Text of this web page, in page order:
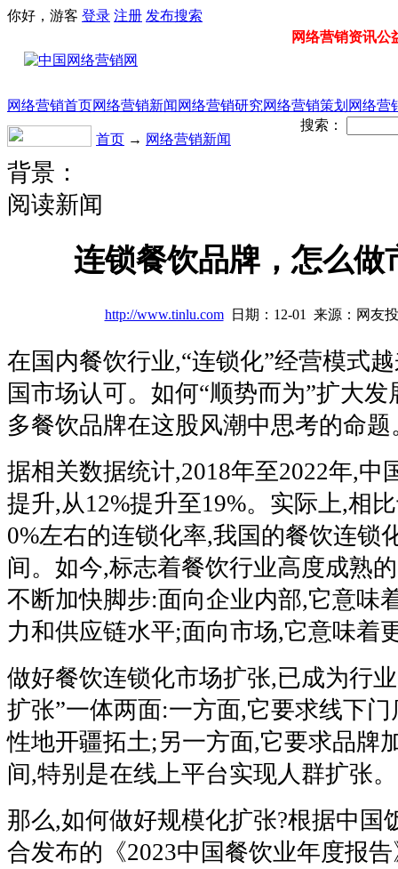
你好，游客 登录 注册 发布搜索
网络营销资讯公
网络营销首页网络营销新闻 网络营销研究网络营销策划 网络营
首页 → 网络营销新闻
搜索：
背景：
阅读新闻
连锁餐饮品牌，怎么做
http://www.tinlu.com日期：12-01 来源：网友
在国内餐饮行业,“连锁化”经营模式
国市场认可。如何“顺势而为”扩大发
多餐饮品牌在这股风潮中思考的命题
据相关数据统计,2018年至2022年,中
提升,从12%提升至19%。实际上,相
0%左右的连锁化率,我国的餐饮连锁
间。如今,标志着餐饮行业高度成熟
不断加快脚步:面向企业内部,它意味
力和供应链水平;面向市场,它意味着
做好餐饮连锁化市场扩张,已成为行
扩张”一体两面:一方面,它要求线下
性地开疆拓土;另一方面,它要求品牌
间,特别是在线上平台实现人群扩张。
那么,如何做好规模化扩张?根据中国
合发布的《2023中国餐饮业年度报